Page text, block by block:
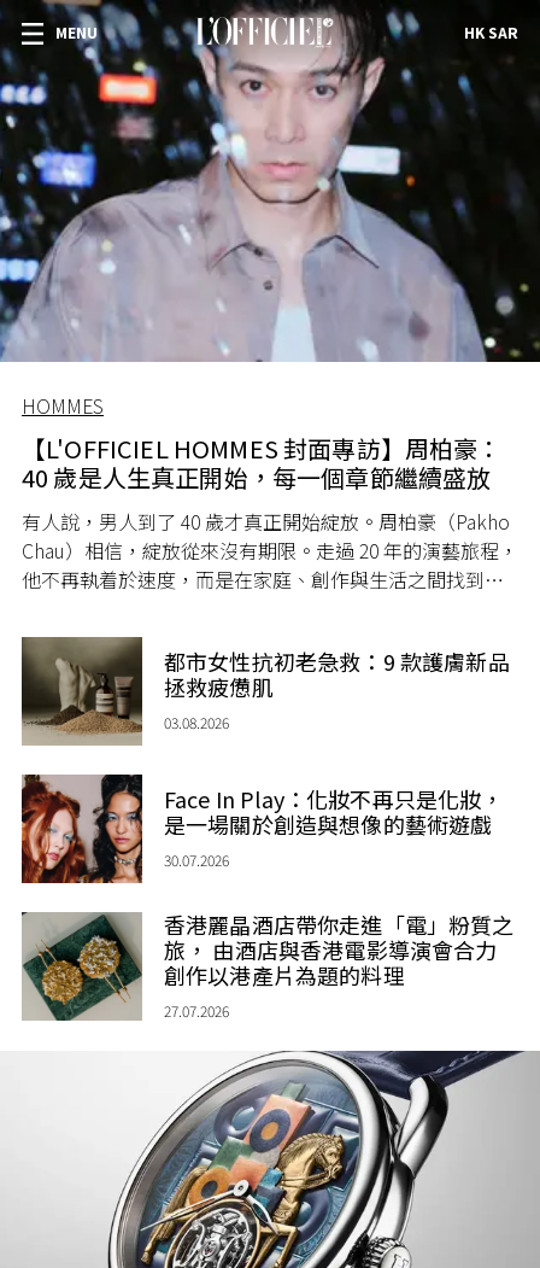
MENU HK SAR
HOMMES
【L'OFFICIEL HOMMES 封面專訪】周柏豪：
40 歲是人生真正開始，每一個章節繼續盛放
有人說，男人到了 40 歲才真正開始綻放。周柏豪（Pakho
Chau）相信，綻放從來沒有期限。走過 20 年的演藝旅程，
他不再執着於速度，而是在家庭、創作與生活之間找到屬
都市女性抗初老急救：9 款護膚新品
拯救疲憊肌
03.08.2026
Face In Play：化妝不再只是化妝，
是一場關於創造與想像的藝術遊戲
30.07.2026
香港麗晶酒店帶你走進「電」粉質之
旅， 由酒店與香港電影導演會合力
創作以港產片為題的料理
27.07.2026